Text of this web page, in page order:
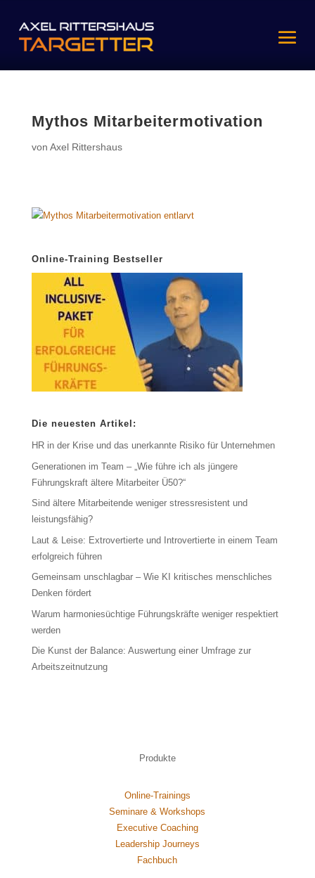
Mythos Mitarbeitermotivation
von Axel Rittershaus
Online-Training Bestseller
Die neuesten Artikel:
HR in der Krise und das unerkannte Risiko für Unternehmen
Generationen im Team – „Wie führe ich als jüngere
Führungskraft ältere Mitarbeiter Ü50?“
Sind ältere Mitarbeitende weniger stressresistent und
leistungsfähig?
Laut & Leise: Extrovertierte und Introvertierte in einem Team
erfolgreich führen
Gemeinsam unschlagbar – Wie KI kritisches menschliches
Denken fördert
Warum harmoniesüchtige Führungskräfte weniger respektiert
werden
Die Kunst der Balance: Auswertung einer Umfrage zur
Arbeitszeitnutzung
Produkte
Online-Trainings
Seminare & Workshops
Executive Coaching
Leadership Journeys
Fachbuch